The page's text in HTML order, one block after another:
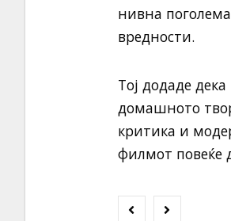
нивна
вредности.
Тој додаде
домашното
критика и
филмот повеќе